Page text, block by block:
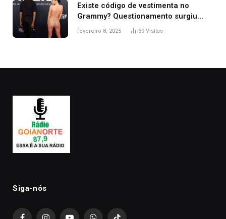
Existe código de vestimenta no
Grammy? Questionamento surgiu
após Bianca Censori, mulher de
fevereiro 8, 2025 39 Visitas
Siga-nós